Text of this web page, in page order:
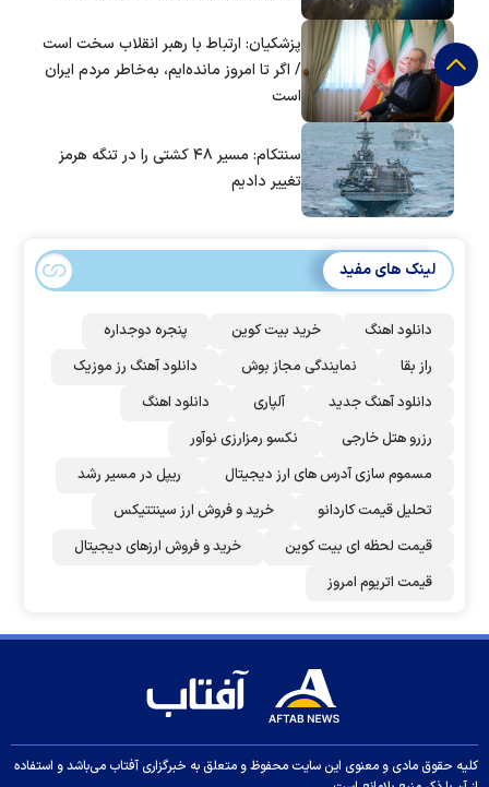
پزشکیان: ارتباط با رهبر انقلاب سخت است
/ اگر تا امروز مانده‌ایم، به‌خاطر مردم ایران
است
سنتکام: مسیر ۴۸ کشتی را در تنگه هرمز
تغییر دادیم
لینک های مفید
دانلود اهنگ خرید بیت کوین
پنجره دوجداره
راز بقا
نمایندگی مجاز بوش
دانلود آهنگ رز‌ موزیک
دانلود آهنگ جدید
آلپاری
دانلود اهنگ
رزرو هتل خارجی
نکسو رمزارزی نوآور
مسموم سازی آدرس های ارز دیجیتال
ریپل در مسیر رشد
تحلیل قیمت کاردانو
خرید و فروش ارز سینتتیکس
قیمت لحظه ای بیت کوین
خرید و فروش ارزهای دیجیتال
قیمت اتریوم امروز
کلیه حقوق مادی و معنوی این سایت محفوظ و متعلق به خبرگزاری آفتاب می‌باشد و استفاده